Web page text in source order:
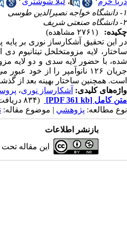
۱- دانشگاه خواجه نصیرالدین طوسی
۲- دانشگاه صنعتی شریف
چکیده:
(۲۷۶۱ مشاهده)
در این تحقیق آشکارساز نوری بر
ساختار، لایه مزومتخلخل
جریان ۱۲۶ نانوآمپر را
است. همچنین ساختار بهینه بعد از گذشت 8 دقیقه با جریان خاموش-روشن 20 ثانیه با تابش نور آبی، جریان پایداری را
واژه‌های کلیدی: آشکارساز نوری،
متن کامل [PDF 361 kb]
(۸۳۴ دریافت)
نوع مطالعه: پژوهشي | موضوع مقاله:
بازنشر اطلاعات
این مقاله